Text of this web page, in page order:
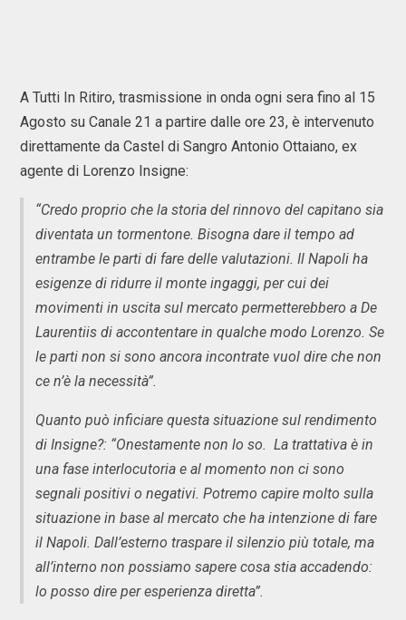
A Tutti In Ritiro, trasmissione in onda ogni sera fino al 15
Agosto su Canale 21 a partire dalle ore 23, è intervenuto
direttamente da Castel di Sangro Antonio Ottaiano, ex
agente di Lorenzo Insigne:
“Credo proprio che la storia del rinnovo del capitano sia
diventata un tormentone. Bisogna dare il tempo ad
entrambe le parti di fare delle valutazioni. Il Napoli ha
esigenze di ridurre il monte ingaggi, per cui dei
movimenti in uscita sul mercato permetterebbero a De
Laurentiis di accontentare in qualche modo Lorenzo. Se
le parti non si sono ancora incontrate vuol dire che non
ce n’è la necessità”.
Quanto può inficiare questa situazione sul rendimento
di Insigne?: “Onestamente non lo so. La trattativa è in
una fase interlocutoria e al momento non ci sono
segnali positivi o negativi. Potremo capire molto sulla
situazione in base al mercato che ha intenzione di fare
il Napoli. Dall’esterno traspare il silenzio più totale, ma
all’interno non possiamo sapere cosa stia accadendo:
lo posso dire per esperienza diretta”.